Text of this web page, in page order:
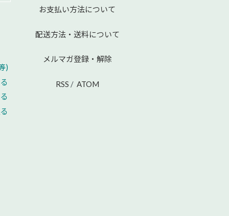
)
お支払い方法について
配送方法・送料について
メルマガ登録・解除
RSS / ATOM